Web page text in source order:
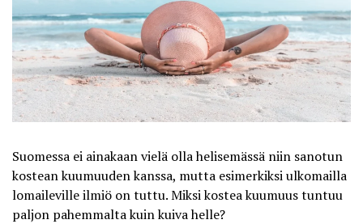
Suomessa ei ainakaan vielä olla helisemässä niin sanotun
kostean kuumuuden kanssa, mutta esimerkiksi ulkomailla
lomaileville ilmiö on tuttu. Miksi kostea kuumuus tuntuu
paljon pahemmalta kuin kuiva helle?